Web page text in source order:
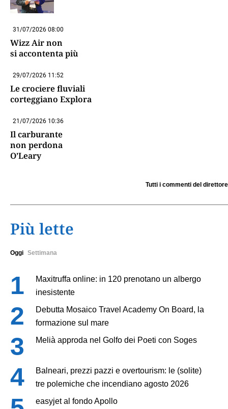
31/07/2026 08:00
Wizz Air non
si accontenta più
29/07/2026 11:52
Le crociere fluviali
corteggiano Explora
21/07/2026 10:36
Il carburante
non perdona
O’Leary
Tutti i commenti del direttore
Più lette
Oggi Settimana
Maxitruffa online: in 120 prenotano un albergo
inesistente
Debutta Mosaico Travel Academy On Board, la
formazione sul mare
Melià approda nel Golfo dei Poeti con Soges
Balneari, prezzi pazzi e overtourism: le (solite)
tre polemiche che incendiano agosto 2026
easyjet al fondo Apollo